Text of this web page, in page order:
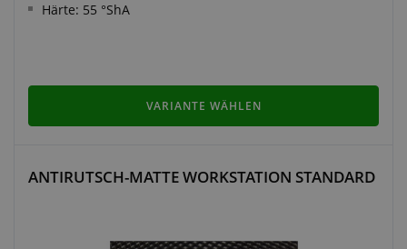
Härte: 55 °ShA
VARIANTE WÄHLEN
ANTIRUTSCH-MATTE WORKSTATION STANDARD